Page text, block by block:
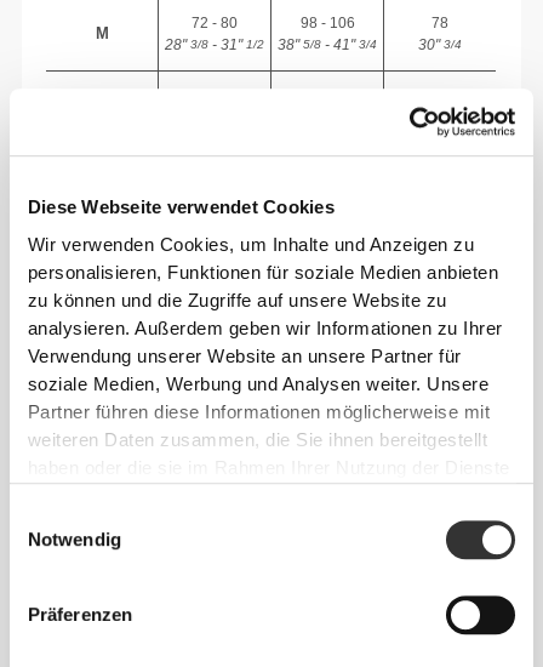
Diese Webseite verwendet Cookies
Wir verwenden Cookies, um Inhalte und Anzeigen zu
personalisieren, Funktionen für soziale Medien anbieten
zu können und die Zugriffe auf unsere Website zu
analysieren. Außerdem geben wir Informationen zu Ihrer
Verwendung unserer Website an unsere Partner für
soziale Medien, Werbung und Analysen weiter. Unsere
Partner führen diese Informationen möglicherweise mit
weiteren Daten zusammen, die Sie ihnen bereitgestellt
Notwendig
Präferenzen
M
72 - 80
28"3/8 - 31"1/2
98 - 106
38"5/8 - 41"3/4
78
30"3/4
30"15/16
Zwischen zwei Größen? Du bist dir bei deiner
Größe nicht sicher?
Wenn du unentschlossen bist, wähle eine
Größe größer für eine lockere Passform oder
eine Größe kleiner für eine engere Passform.
Unsere Produkte werden so gefertigt, dass sie
der tatsächlichen Größe entsprechen.